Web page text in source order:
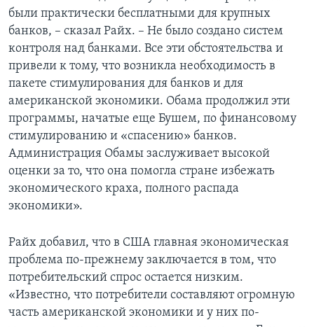
были практически бесплатными для крупных
банков, – сказал Райх. – Не было создано систем
контроля над банками. Все эти обстоятельства и
привели к тому, что возникла необходимость в
пакете стимулирования для банков и для
американской экономики. Обама продолжил эти
программы, начатые еще Бушем, по финансовому
стимулированию и «спасению» банков.
Администрация Обамы заслуживает высокой
оценки за то, что она помогла стране избежать
экономического краха, полного распада
экономики».
Райх добавил, что в США главная экономическая
проблема по-прежнему заключается в том, что
потребительский спрос остается низким.
«Известно, что потребители составляют огромную
часть американской экономики и у них по-